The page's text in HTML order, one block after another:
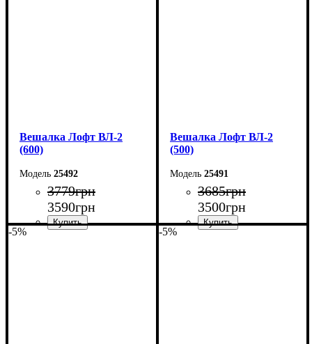
Вешалка Лофт ВЛ-2
(600)
25492
3779грн
3590грн
Вешалка Лофт ВЛ-2
(500)
25491
3685грн
3500грн
-5% -5%